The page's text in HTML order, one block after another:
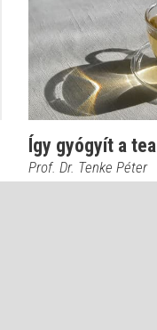
Így gyógyít a tea
Prof. Dr. Tenke Péter